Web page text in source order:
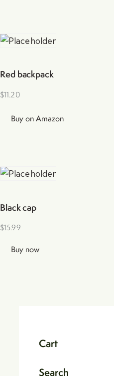
Red backpack
$11.20
Buy on Amazon
Black cap
$15.99
Buy now
Cart
Search